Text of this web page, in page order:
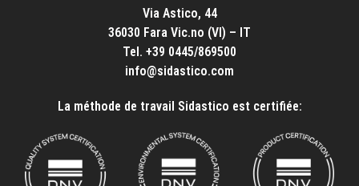
Via Astico, 44
36030 Fara Vic.no (VI) – IT
Tel. +39 0445/869500
info@sidastico.com
La méthode de travail Sidastico est certifiée: